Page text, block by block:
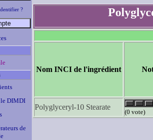
?
le DIMDI
de
Nom INCI de l'ingrédient
Polyglyceryl-10 Stearate
(0 vote)